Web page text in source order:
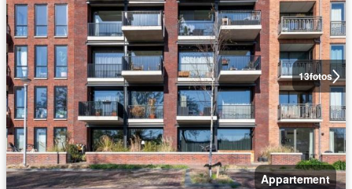
13fotos
Appartement